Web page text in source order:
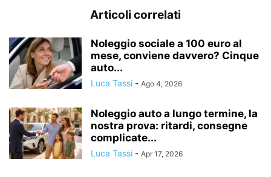
Articoli correlati
Noleggio sociale a 100 euro al
mese, conviene davvero? Cinque
auto...
Luca Tassi - Ago 4, 2026
Noleggio auto a lungo termine, la
nostra prova: ritardi, consegne
complicate...
Luca Tassi - Apr 17, 2026